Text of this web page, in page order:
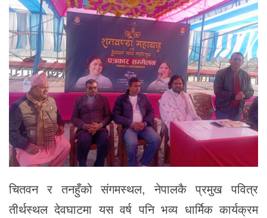
चितवन र तनहुँको संगमस्थल, नेपालकै प्रमुख पवित्र
तीर्थस्थल देवघाटमा यस वर्ष पनि भव्य धार्मिक कार्यक्रम